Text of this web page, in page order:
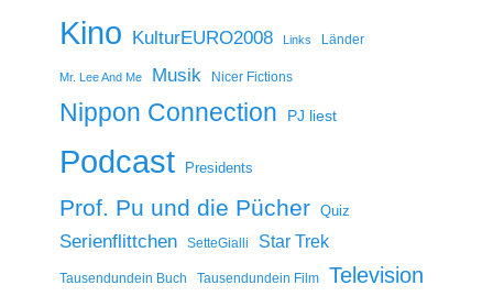
Kino KulturEURO2008 Links Länder
Mr. Lee And Me Musik Nicer Fictions
Nippon Connection PJ liest
Podcast Presidents
Prof. Pu und die Pücher Quiz
Serienflittchen SetteGialli Star Trek
Tausendundein Buch Tausendundein Film Television